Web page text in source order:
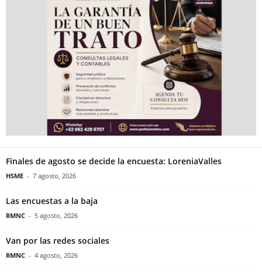
Finales de agosto se decide la encuesta: LoreniaValles
HSME - 7 agosto, 2026
Las encuestas a la baja
RMNC - 5 agosto, 2026
Van por las redes sociales
RMNC - 4 agosto, 2026